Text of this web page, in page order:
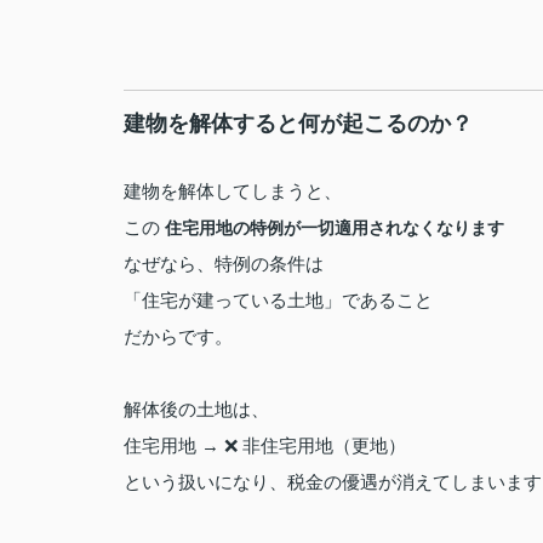
建物を解体すると何が起こるのか？
建物を解体してしまうと、
この 住宅用地の特例が一切適用されなくなります
なぜなら、特例の条件は
「住宅が建っている土地」であること
だからです。
解体後の土地は、
住宅用地 → ❌ 非住宅用地（更地）
という扱いになり、税金の優遇が消えてしまいま